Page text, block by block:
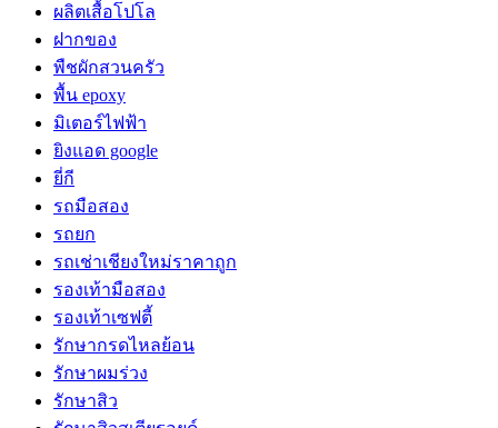
ผลิตเสื้อโปโล
ฝากของ
พืชผักสวนครัว
พื้น epoxy
มิเตอร์ไฟฟ้า
ยิงแอด google
ยี่กี
รถมือสอง
รถยก
รถเช่าเชียงใหม่ราคาถูก
รองเท้ามือสอง
รองเท้าเซฟตี้
รักษากรดไหลย้อน
รักษาผมร่วง
รักษาสิว